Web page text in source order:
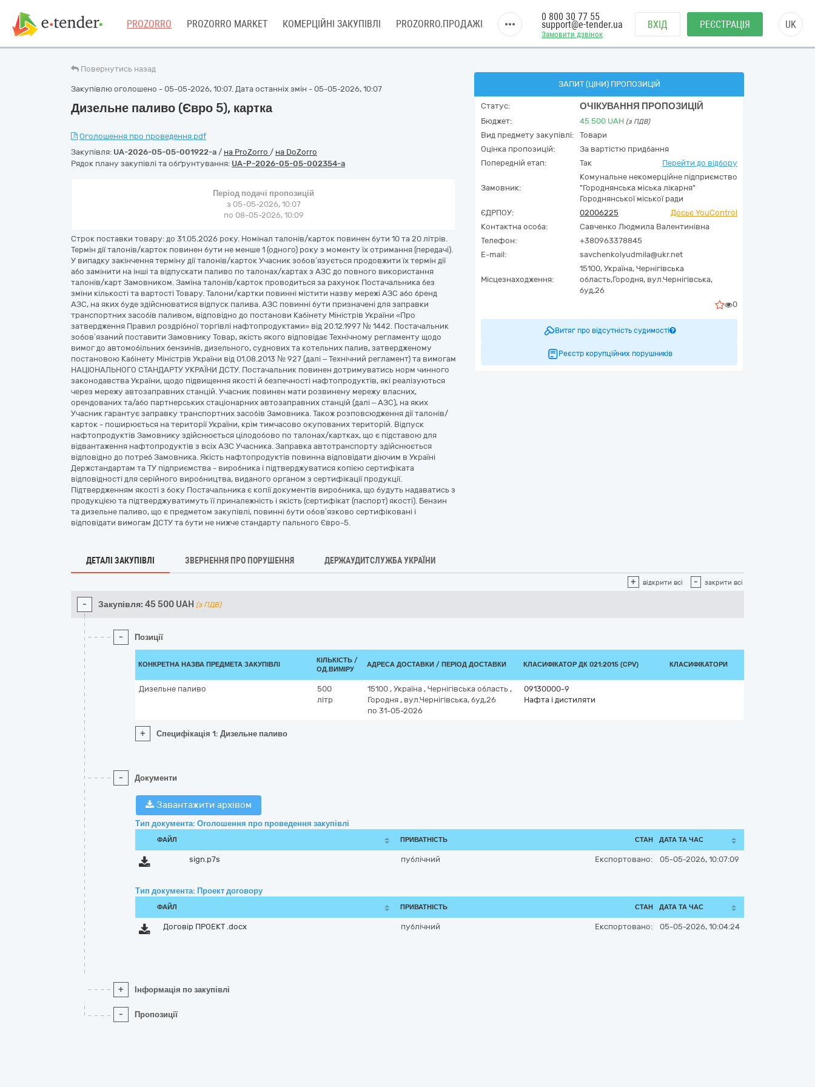
PROZORRO PROZORRO MARKET КОМЕРЦІЙНІ ЗАКУПІВЛІ PROZORRO.ПРОДАЖІ
Замовити дзвінок
0 800 30 77 55
support@e-tender.ua ВХІД РЕЄСТРАЦІЯ UK
Повернутись назад
Закупівлю оголошено - 05-05-2026, 10:07. Дата останніх змін - 05-05-2026, 10:07
Дизельне паливо (Євро 5), картка
Оголошення про проведення.pdf
Закупівля: UA-2026-05-05-001922-a / на ProZorro / на DoZorro
Рядок плану закупівлі та обґрунтування: UA-P-2026-05-05-002354-a
Період подачі пропозицій
з 05-05-2026, 10:07
по 08-05-2026, 10:09
Строк поставки товару: до 31.05.2026 року. Номінал талонів/карток повинен бути 10 та 20 літрів.
Термін дії талонів/карток повинен бути не менше 1 (одного) року з моменту їх отримання (передачі).
У випадку закінчення терміну дії талонів/карток Учасник зобов’язується продовжити їх термін дії
або замінити на інші та відпускати паливо по талонах/картах з АЗС до повного використання
талонів/карт Замовником. Заміна талонів/карток проводиться за рахунок Постачальника без
зміни кількості та вартості Товару. Талони/картки повинні містити назву мережі АЗС або бренд
АЗС, на яких буде здійснюватися відпуск палива. АЗС повинні бути призначені для заправки
транспортних засобів паливом, відповідно до постанови Кабінету Міністрів України «Про
затвердження Правил роздрібної торгівлі нафтопродуктами» від 20.12.1997 № 1442. Постачальник
зобов’язаний поставити Замовнику Товар, якість якого відповідає Технічному регламенту щодо
вимог до автомобільних бензинів, дизельного, суднових та котельних палив, затвердженому
постановою Кабінету Міністрів України від 01.08.2013 № 927 (далі – Технічний регламент) та вимогам
НАЦІОНАЛЬНОГО СТАНДАРТУ УКРАЇНИ ДСТУ. Постачальник повинен дотримуватись норм чинного
законодавства України, щодо підвищення якості й безпечності нафтопродуктів, які реалізуються
через мережу автозаправних станцій. Учасник повинен мати розвинену мережу власних,
орендованих та/або партнерських стаціонарних автозаправних станцій (далі – АЗС), на яких
Учасник гарантує заправку транспортних засобів Замовника. Також розповсюдження дії талонів/
карток - поширюється на території України, крім тимчасово окупованих територій. Відпуск
нафтопродуктів Замовнику здійснюється цілодобово по талонах/картках, що є підставою для
відвантаження нафтопродуктів з всіх АЗС Учасника. Заправка автотранспорту здійснюється
відповідно до потреб Замовника. Якість нафтопродуктів повинна відповідати діючим в Україні
Держстандартам та ТУ підприємства - виробника і підтверджуватися копією сертифіката
відповідності для серійного виробництва, виданого органом з сертифікації продукції.
Підтвердженням якості з боку Постачальника є копії документів виробника, що будуть надаватись з
продукцією та підтверджуватимуть її приналежність і якість (сертифікат (паспорт) якості). Бензин
та дизельне паливо, що є предметом закупівлі, повинні бути обов’язково сертифіковані і
відповідати вимогам ДСТУ та бути не нижче стандарту пального Євро-5.
ЗАПИТ (ЦІНИ) ПРОПОЗИЦІЙ
Статус: ОЧІКУВАННЯ ПРОПОЗИЦІЙ
Бюджет: 45 500 UAH (з ПДВ)
Вид предмету закупівлі:
Товари
Оцінка пропозицій:
За вартістю придбання
Попередній етап:
Так Перейти до відбору
Замовник:
Комунальне некомерційне підприємство
"Городнянська міська лікарня"
Городнянської міської ради
ЄДРПОУ:
02006225
Досьє YouControl
Контактна особа:
Савченко Людмила Валентинівна
Телефон:
+380963378845
E-mail:
savchenkolyudmila@ukr.net
Місцезнаходження:
15100, Україна, Чернігівська
область,Городня, вул.Чернігівська,
буд,26
0
Витяг про відсутність судимості
Реєстр корупційних порушників
ДЕТАЛІ ЗАКУПІВЛІ ЗВЕРНЕННЯ ПРО ПОРУШЕННЯ ДЕРЖАУДИТСЛУЖБА УКРАЇНИ
+ відкрити всі - закрити всі
- Закупівля: 45 500 UAH (з ПДВ)
- Позиції
КОНКРЕТНА НАЗВА ПРЕДМЕТА ЗАКУПІВЛІ
КІЛЬКІСТЬ /
ОД.ВИМІРУ
АДРЕСА ДОСТАВКИ / ПЕРІОД ДОСТАВКИ КЛАСИФІКАТОР ДК 021:2015 (CPV) КЛАСИФІКАТОРИ
Дизельне паливо
500
літр
15100 , Україна , Чернігівська область ,
Городня , вул.Чернігівська, буд,26
по 31-05-2026
09130000-9
Нафта і дистиляти
+ Специфікація 1: Дизельне паливо
- Документи
Завантажити архівом
Тип документа: Оголошення про проведення закупівлі
ФАЙЛ ПРИВАТНІСТЬ СТАН ДАТА ТА ЧАС
sign.p7s публічний Експортовано: 05-05-2026, 10:07:09
Тип документа: Проект договору
ФАЙЛ ПРИВАТНІСТЬ СТАН ДАТА ТА ЧАС
Договір ПРОЕКТ .docx публічний Експортовано: 05-05-2026, 10:04:24
+ Інформація по закупівлі
- Пропозиції